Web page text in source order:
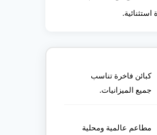
استثنائية.
كبائن فاخرة تناسب
جميع الميزانيات.
مطاعم عالمية ومحلية